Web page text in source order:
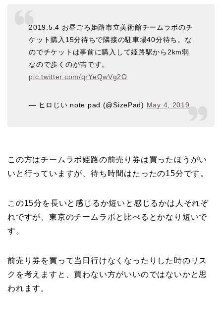
2019.5.4 お昼ごろ姫路市立美術館チームラボのチ
ケット購入15分待ちで隣接の駐車場40分待ち。な
のでチケットは事前に購入して姫路駅から2km弱
なので歩くのが吉です。
pic.twitter.com/qrYeQwVg2O
— ヒロじい note pad (@SizePad) May 4, 2019
この方はチームラボ姫路の前売り券は買ったほうがい
いと行っていますが、待ち時間はたったの15分です。
この15分を長いと感じるか短いと感じるかは人それぞ
れですが、東京のチームラボと比べるとかなり短いで
す。
前売り券を買って当日行けなくなったりした時のリス
クを考えますと、買わない方がいいのではないかと思
われます。